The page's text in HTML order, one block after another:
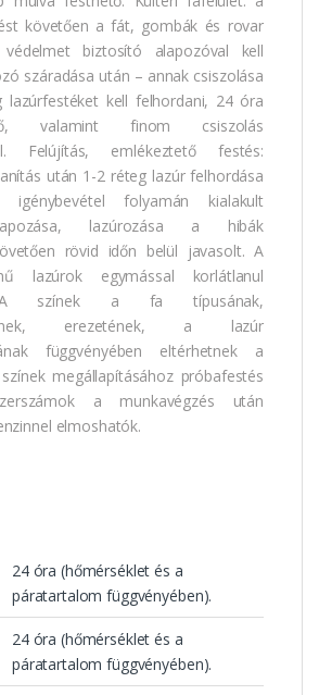
követően a fát, gombák és rovar
biztosító alapozóval kell
száradása után – annak csiszolása
lazúrfestéket kell felhordani, 24 óra
valamint finom csiszolás
Felújítás, emlékeztető festés:
után 1-2 réteg lazúr felhordása
igénybevétel folyamán kialakult
lazúrozása a hibák
rövid időn belül javasolt. A
lazúrok egymással korlátlanul
A színek a fa típusának,
erezetének, a lazúr
függvényében eltérhetnek a
megállapításához próbafestés
a munkavégzés után
elmoshatók.
24 óra (hőmérséklet és a
páratartalom függvényében).
24 óra (hőmérséklet és a
páratartalom függvényében).